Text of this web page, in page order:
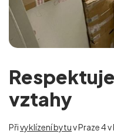
vztahy
Přivyklízení bytuv Praze 4